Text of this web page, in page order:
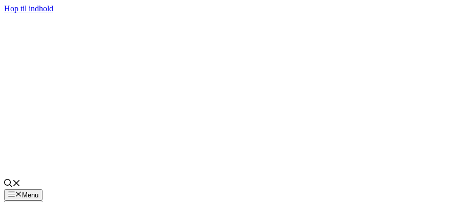
Hop til indhold
Menu